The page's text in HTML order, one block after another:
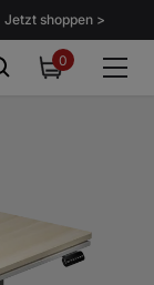
Jetzt shoppen >
00